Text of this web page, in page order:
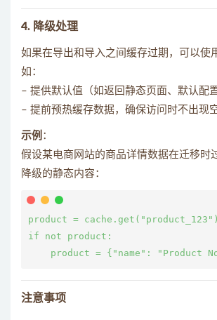
4. 降级处理
如果在导出和导入之间缓存过期，可以使
如：
– 提供默认值（如返回静态页面、默认配置
– 提前预热缓存数据，确保访问时不出现空
示例 ：
假设某电商网站的商品详情数据在迁移时
降级的静态内容：
product = cache.get("product_123")
if not product:
注意事项